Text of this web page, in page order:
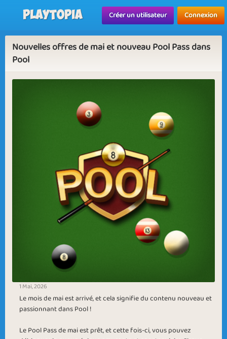
Playtopia Créer un utilisateur Connexion
Nouvelles offres de mai et nouveau Pool Pass dans
Pool
1 Mai, 2026
Le mois de mai est arrivé, et cela signifie du contenu nouveau et
passionnant dans Pool !
Le Pool Pass de mai est prêt, et cette fois-ci, vous pouvez